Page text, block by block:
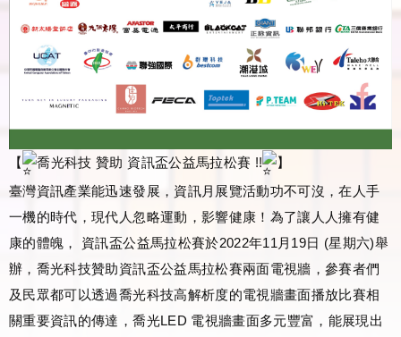
【 喬光科技 贊助 資訊盃公益馬拉松賽 !!
】
臺灣資訊產業能迅速發展，資訊月展覽活動功不可沒，在人手
一機的時代，現代人忽略運動，影響健康！為了讓人人擁有健
康的體魄， 資訊盃公益馬拉松賽於2022年11月19日 (星期六)舉
辦，喬光科技贊助資訊盃公益馬拉松賽兩面電視牆，參賽者們
及民眾都可以透過喬光科技高解析度的電視牆畫面播放比賽相
關重要資訊的傳達，喬光LED 電視牆畫面多元豐富，能展現出